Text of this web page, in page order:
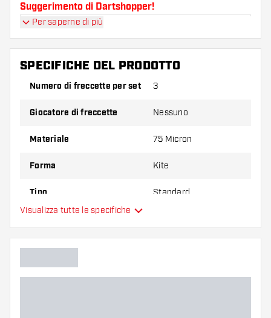
Suggerimento di Dartshopper!
numero di alette e di astine. Questi possono
danneggiarsi o rompersi con l'uso.
spessore diverso di alette per scoprire quale
Per saperne di più
SPECIFICHE DEL PRODOTTO
Numero di freccette per set 3
Giocatore di freccette Nessuno
Materiale 75 Micron
Forma Kite
Tipo Standard
Colore principale
Visualizza tutte le specifiche